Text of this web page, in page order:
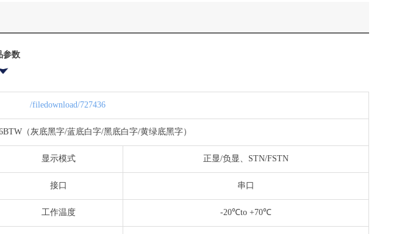
参数
/filedownload/727436
（灰底黑字/蓝底白字/黑底白字/黄绿底黑字）
显示模式 正显/负显、STN/FSTN
接口 串口
工作温度 -20℃to +70℃